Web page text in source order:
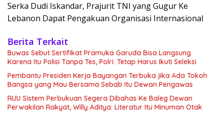
Serka Dudi Iskandar, Prajurit TNI yang Gugur Ke
Lebanon Dapat Pengakuan Organisasi Internasional
Berita Terkait
Buwas Sebut Sertifikat Pramuka Garuda Bisa Langsung
Karena Itu Polisi Tanpa Tes, Polri: Tetap Harus Ikuti Seleksi
Pembantu Presiden Kerja Bayangan Terbuka jika Ada Tokoh
Bangsa yang Mau Bersama Sebab Itu Dewan Pengawas
RUU Sistem Perbukuan Segera Dibahas Ke Baleg Dewan
Perwakilan Rakyat, Willy Aditya: Literatur Itu Minuman Otak